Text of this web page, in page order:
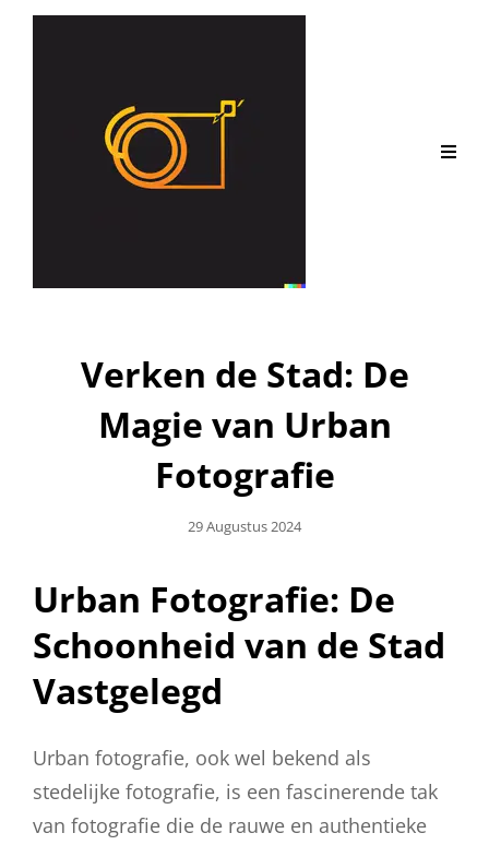
Verken de Stad: De
Magie van Urban
Fotografie
Geplaatst
29 Augustus 2024
Urban Fotografie: De
Schoonheid van de Stad
Vastgelegd
Urban fotografie, ook wel bekend als
stedelijke fotografie, is een fascinerende tak
van fotografie die de rauwe en authentieke